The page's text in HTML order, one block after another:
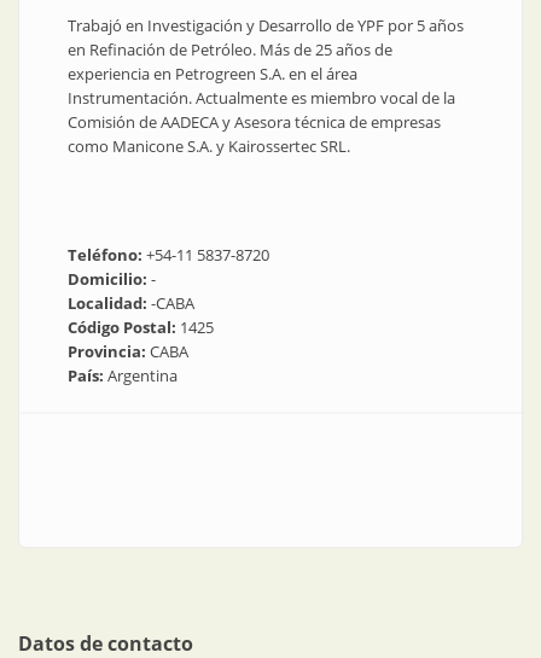
Trabajó en Investigación y Desarrollo de YPF por 5 años
en Refinación de Petróleo. Más de 25 años de
experiencia en Petrogreen S.A. en el área
Instrumentación. Actualmente es miembro vocal de la
Comisión de AADECA y Asesora técnica de empresas
como Manicone S.A. y Kairossertec SRL.
Teléfono: +54-11 5837-8720
Domicilio: -
Localidad: -CABA
Código Postal: 1425
Provincia: CABA
País: Argentina
Datos de contacto